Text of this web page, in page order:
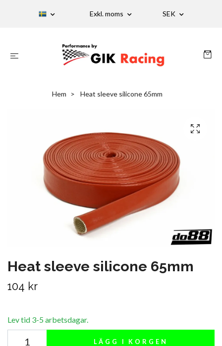
Exkl. moms SEK
Hem Heat sleeve silicone 65mm
Heat sleeve silicone 65mm
104 kr
Lev tid 3-5 arbetsdagar.
LÄGG I KORGEN